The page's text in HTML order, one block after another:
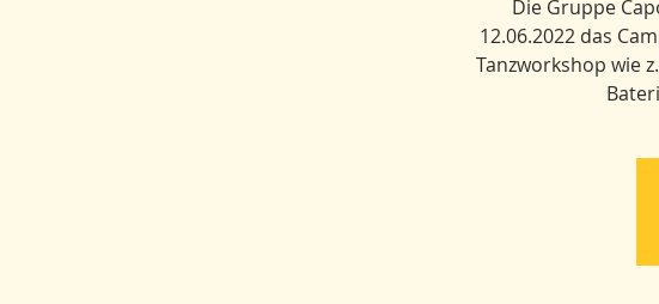
Die Gruppe
12.06.2022 das
Tanzworkshop wie